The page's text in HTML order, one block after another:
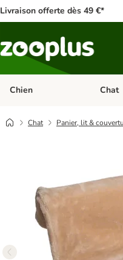
Livraison offerte dès 49 €*
Chien Chat
Chat Panier, lit &